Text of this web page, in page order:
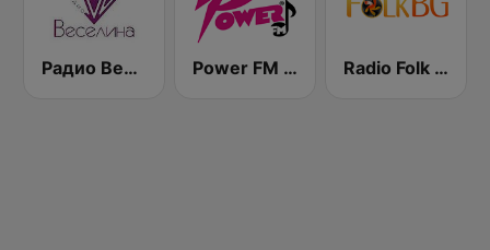
Радио Веселина 99.1 FM Power FM Honduras Radio Folk Bg